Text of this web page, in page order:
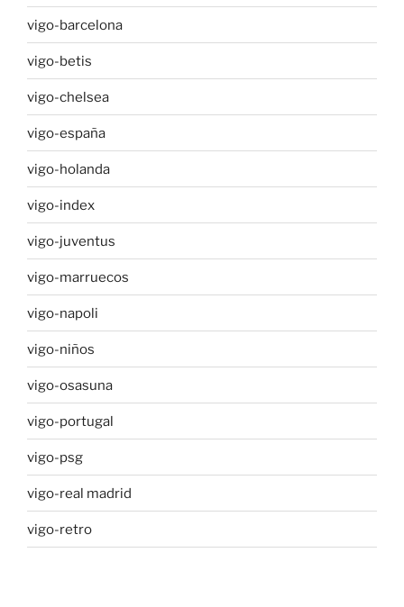
vigo-barcelona
vigo-betis
vigo-chelsea
vigo-españa
vigo-holanda
vigo-index
vigo-juventus
vigo-marruecos
vigo-napoli
vigo-niños
vigo-osasuna
vigo-portugal
vigo-psg
vigo-real madrid
vigo-retro